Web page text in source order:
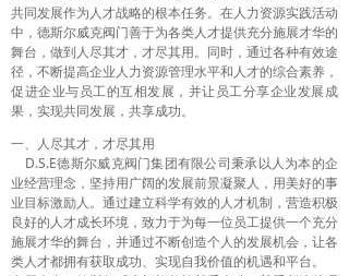
共同发展作为人才战略的根本任务。在人力资源实践活动
中，德斯尔威克阀门善于为各类人才提供充分施展才华的
舞台，做到人尽其才，才尽其用。同时，通过各种有效途
径，不断提高企业人力资源管理水平和人才的综合素养，
促进企业与员工的互相发展，并让员工分享企业发展成
果，实现共同发展，共享成功。
一、人尽其才，才尽其用
D.S.E德斯尔威克阀门集团有限公司秉承以人为本的企
业经营理念，坚持用广阔的发展前景凝聚人，用美好的事
业目标激励人。通过建立科学有效的人才机制，营造积极
良好的人才成长环境，致力于为每一位员工提供一个充分
施展才华的舞台，并通过不断创造个人的发展机会，让各
类人才都拥有获取成功、实现自我价值的机遇和平台。